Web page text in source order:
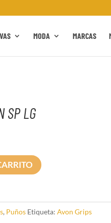
MODA MARCAS
SP LG
, Puños Etiqueta: Avon Grips